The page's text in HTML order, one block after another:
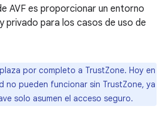
AVF es proporcionar un entorno
privado para los casos de uso de
por completo a TrustZone. Hoy en
no pueden funcionar sin TrustZone, ya
solo asumen el acceso seguro.